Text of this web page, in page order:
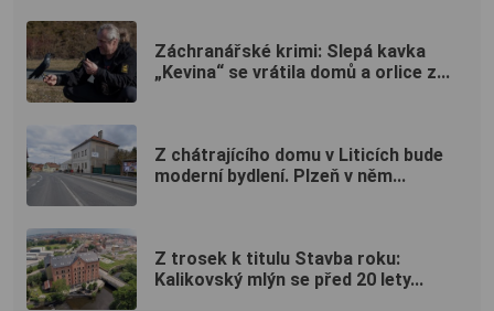
Záchranářské krimi: Slepá kavka
„Kevina“ se vrátila domů a orlice z...
Z chátrajícího domu v Liticích bude
moderní bydlení. Plzeň v něm...
Z trosek k titulu Stavba roku:
Kalikovský mlýn se před 20 lety...